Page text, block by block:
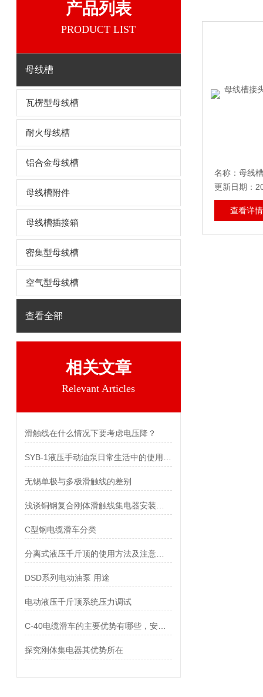
产品列表
PRODUCT LIST
母线槽
瓦楞型母线槽
耐火母线槽
铝合金母线槽
母线槽附件
母线槽插接箱
密集型母线槽
空气型母线槽
查看全部
相关文章
Relevant Articles
滑触线在什么情况下要考虑电压降？
无锡单极与多极滑触线的差别
C型钢电缆滑车分类
DSD系列电动油泵 用途
电动液压千斤顶系统压力调试
探究刚体集电器其优势所在
更新日期：
查看详情